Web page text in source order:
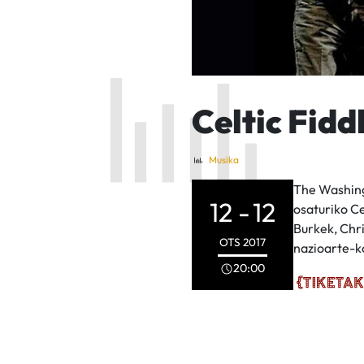
Celtic
Musika
12 -12
OTS 2017
20:00
The
osaturiko
Burkek,
nazioarte-